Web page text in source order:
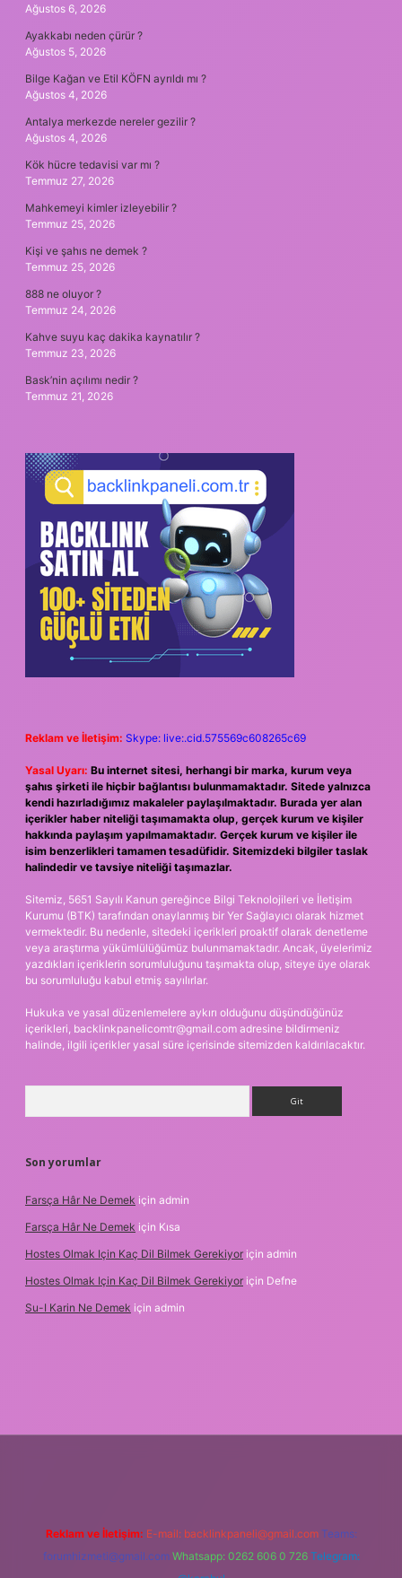
Ağustos 6, 2026
Ayakkabı neden çürür ?
Ağustos 5, 2026
Bilge Kağan ve Etil KÖFN ayrıldı mı ?
Ağustos 4, 2026
Antalya merkezde nereler gezilir ?
Ağustos 4, 2026
Kök hücre tedavisi var mı ?
Temmuz 27, 2026
Mahkemeyi kimler izleyebilir ?
Temmuz 25, 2026
Kişi ve şahıs ne demek ?
Temmuz 25, 2026
888 ne oluyor ?
Temmuz 24, 2026
Kahve suyu kaç dakika kaynatılır ?
Temmuz 23, 2026
Bask’nin açılımı nedir ?
Temmuz 21, 2026
Reklam ve İletişim: Skype: live:.cid.575569c608265c69
Yasal Uyarı: Bu internet sitesi, herhangi bir marka, kurum veya
şahıs şirketi ile hiçbir bağlantısı bulunmamaktadır. Sitede yalnızca
kendi hazırladığımız makaleler paylaşılmaktadır. Burada yer alan
içerikler haber niteliği taşımamakta olup, gerçek kurum ve kişiler
hakkında paylaşım yapılmamaktadır. Gerçek kurum ve kişiler ile
isim benzerlikleri tamamen tesadüfidir. Sitemizdeki bilgiler taslak
halindedir ve tavsiye niteliği taşımazlar.
Sitemiz, 5651 Sayılı Kanun gereğince Bilgi Teknolojileri ve İletişim
Kurumu (BTK) tarafından onaylanmış bir Yer Sağlayıcı olarak hizmet
vermektedir. Bu nedenle, sitedeki içerikleri proaktif olarak denetleme
veya araştırma yükümlülüğümüz bulunmamaktadır. Ancak, üyelerimiz
yazdıkları içeriklerin sorumluluğunu taşımakta olup, siteye üye olarak
bu sorumluluğu kabul etmiş sayılırlar.
Hukuka ve yasal düzenlemelere aykırı olduğunu düşündüğünüz
içerikleri, backlinkpanelicomtr@gmail.com adresine bildirmeniz
halinde, ilgili içerikler yasal süre içerisinde sitemizden kaldırılacaktır.
Son yorumlar
Farsça Hâr Ne Demek için admin
Farsça Hâr Ne Demek için Kısa
Hostes Olmak Için Kaç Dil Bilmek Gerekiyor için admin
Hostes Olmak Için Kaç Dil Bilmek Gerekiyor için Defne
Su-I Karin Ne Demek için admin
Reklam ve İletişim: E-mail: backlinkpaneli@gmail.com Teams:
forumhizmeti@gmail.com Whatsapp: 0262 606 0 726 Telegram: